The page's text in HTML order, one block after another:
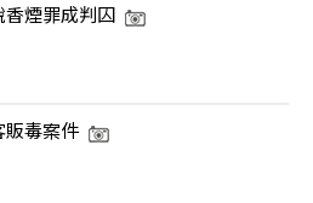
煙罪成判囚
販毒案件